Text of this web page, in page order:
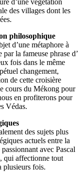
d’une végétation
des villages dont les
philosophique
d’une métaphore à
la fameuse phrase d’
fois dans le même
changement,
de cette croisière
cours du Mékong pour
en profiterons pour
Védas.
des sujets plus
actuels entre la
avec Pascal
qui affectionne tout
plusieurs fois.